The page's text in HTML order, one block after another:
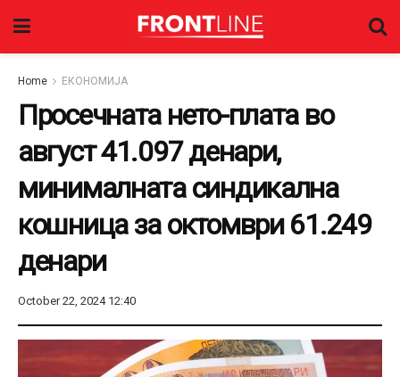
Home ЕКОНОМИЈА
Просечната нето-плата во
август 41.097 денари,
минималната синдикална
кошница за октомври 61.249
денари
October 22, 2024 12:40